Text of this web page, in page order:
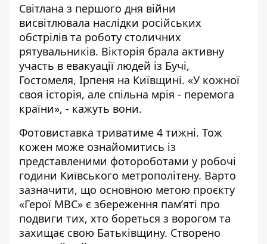
Світлана з першого дня війни
висвітлювала наслідки російських
обстрілів та роботу столичних
рятувальників. Вікторія брала активну
участь в евакуації людей із Бучі,
Гостомеля, Ірпеня на Київщині. «У кожної
своя історія, але спільна мрія - перемога
країни», - кажуть вони.
Фотовиставка триватиме 4 тижні. Тож
кожен може ознайомитись із
представленими фотороботами у робочі
години Київського метрополітену. Варто
зазначити, що основною метою проєкту
«Герої МВС» є збереження пам’яті про
подвиги тих, хто бореться з ворогом та
захищає свою Батьківщину. Створено